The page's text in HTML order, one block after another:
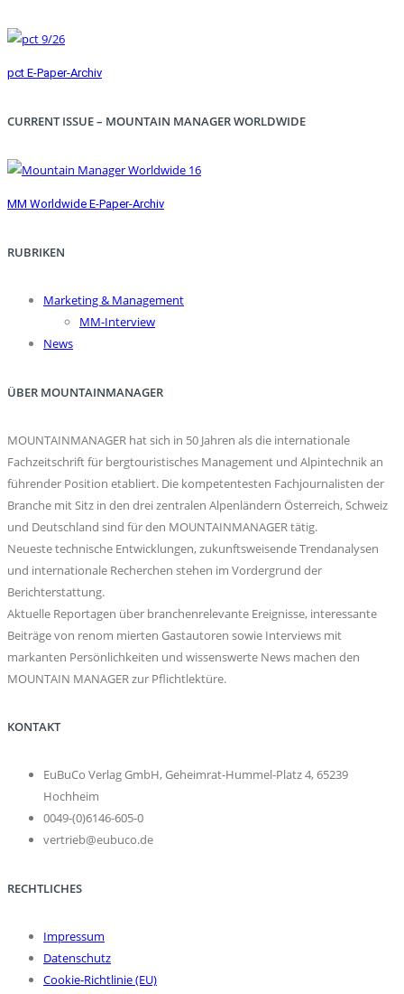
pct E-Paper-Archiv
CURRENT ISSUE – MOUNTAIN MANAGER WORLDWIDE
MM Worldwide E-Paper-Archiv
RUBRIKEN
Marketing & Management
MM-Interview
News
ÜBER MOUNTAINMANAGER
MOUNTAINMANAGER hat sich in 50 Jahren als die internationale
Fachzeitschrift für bergtouristisches Management und Alpintechnik an
führender Position etabliert. Die kompetentesten Fachjournalisten der
Branche mit Sitz in den drei zentralen Alpenländern Österreich, Schweiz
und Deutschland sind für den MOUNTAINMANAGER tätig.
Neueste technische Entwicklungen, zukunftsweisende Trendanalysen
und internationale Recherchen stehen im Vordergrund der
Berichterstattung.
Aktuelle Reportagen über branchenrelevante Ereignisse, interessante
Beiträge von renom mierten Gastautoren sowie Interviews mit
markanten Persönlichkeiten und wissenswerte News machen den
MOUNTAIN MANAGER zur Pflichtlektüre.
KONTAKT
EuBuCo Verlag GmbH, Geheimrat-Hummel-Platz 4, 65239
Hochheim
0049-(0)6146-605-0
vertrieb@eubuco.de
RECHTLICHES
Impressum
Datenschutz
Cookie-Richtlinie (EU)